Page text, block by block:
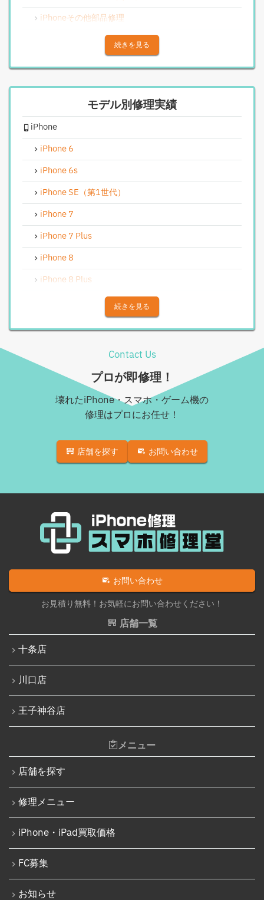
iPhoneその他部品修理
iPhoneアウトカメラレンズ交換修理
iPhoneスピーカー関連修理
iPhoneカメラレンズガラス交換修理
iPhoneインカメラ交換修理
iPhoneリンゴループ、システム復旧
iPhone基板破損修理（軽度）
iPhoneバイブレータ交換修理
Android修理実績
Androidフロントパネル交換修理
Androidバッテリー交換
Android水没洗浄作業
Androidその他部品修理
Androidロゴループ、システム復旧
Android基板破損修理（軽度）
良）
iPadバッテリー交換
iPad液晶パネル交換修理（画面表示不良）
iPad水没洗浄作業
iPadその他部品修理
Nintendo Switch修理実績
Nintendo Switchその他部品修理
Nintendo Switchバッテリー交換
Nintendo Siwtch充電コネクタ修理
Nintendo Switchタッチパネル修理交換
Nintendo Switchゲームカードスロット修理
Nintendo Switch SDカードスロット修理
Nintendo Switch基板破損修理（軽度）
Nintendo Switch基板破損修理（重度）
iPod修理実績
iPodバッテリー交換
パソコン修理実績
続きを見る
モデル別修理実績
iPhone
iPhone 6
iPhone 6s
iPhone SE（第1世代）
iPhone 7
iPhone 7 Plus
iPhone 8
iPhone 8 Plus
iPhone XR
iPhone 11 Pro
iPhone SE（第2世代）
iPhone 12 mini
iPhone 12 Pro Max
iPhone 13 Pro
iPhone 13 Pro Max
iPhone SE（第3世代）
iPhone 14
iPhone 14 Pro
iPhone 14 Pro Max
iPhone 15
iPhone 15 Pro
iPhone 16
iPhone 16 Plus
iPhone 16 Pro
続きを見る
Contact Us
プロが即修理！
壊れたiPhone・スマホ・ゲーム機の
修理はプロにお任せ！
店舗を探す お問い合わせ
お問い合わせ
お見積り無料！お気軽にお問い合わせください！
店舗一覧
十条店
川口店
王子神谷店
メニュー
店舗を探す
修理メニュー
iPhone・iPad買取価格
FC募集
お知らせ